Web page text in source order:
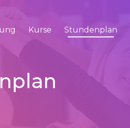
Kurse Stundenplan